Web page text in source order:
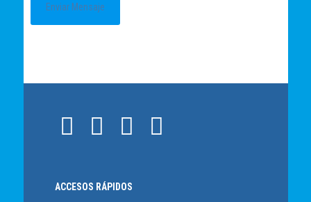
ACCESOS RÁPIDOS